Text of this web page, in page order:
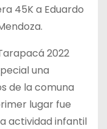
45K a Eduardo
2022
una
de la comuna
lugar fue
actividad infantil